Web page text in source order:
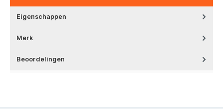
Eigenschappen
Merk
Beoordelingen